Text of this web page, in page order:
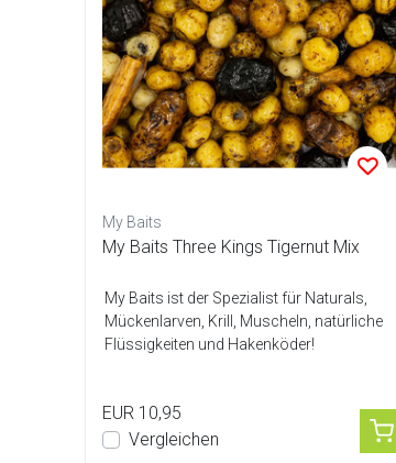
My Baits
My Baits Three Kings Tigernut Mix
My Baits ist der Spezialist für Naturals,
Mückenlarven, Krill, Muscheln, natürliche
Flüssigkeiten und Hakenköder!
EUR 10,95
Vergleichen